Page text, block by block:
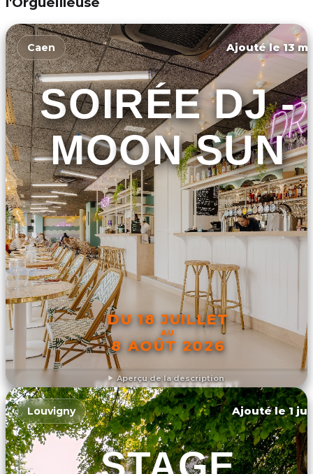
Aperçu de la description
Caen Ajouté le 13
SOIRÉE DJ -
MOON SUN
DU 18 JUILLET
AU
8 AOÛT 2026
DÉCOUVRIR L'ÉVÉNEMENT
Louvigny Ajouté le 1